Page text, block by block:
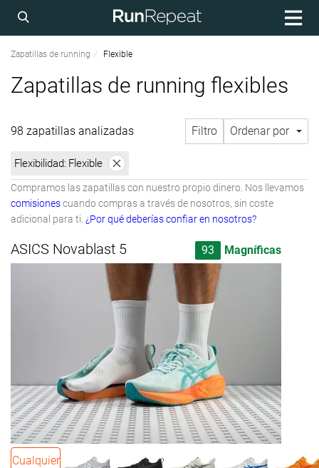
Zapatillas de running Flexible
Zapatillas de running flexibles
98 zapatillas analizadas Filtro Ordenar por
Flexibilidad: Flexible
Compramos las zapatillas con nuestro propio dinero. Nos llevamos
comisionescuando compras a través de nosotros, sin coste
adicional para ti. ¿Por qué deberías confiar en nosotros?
ASICS Novablast 5 93 Magníficas
Cualquier